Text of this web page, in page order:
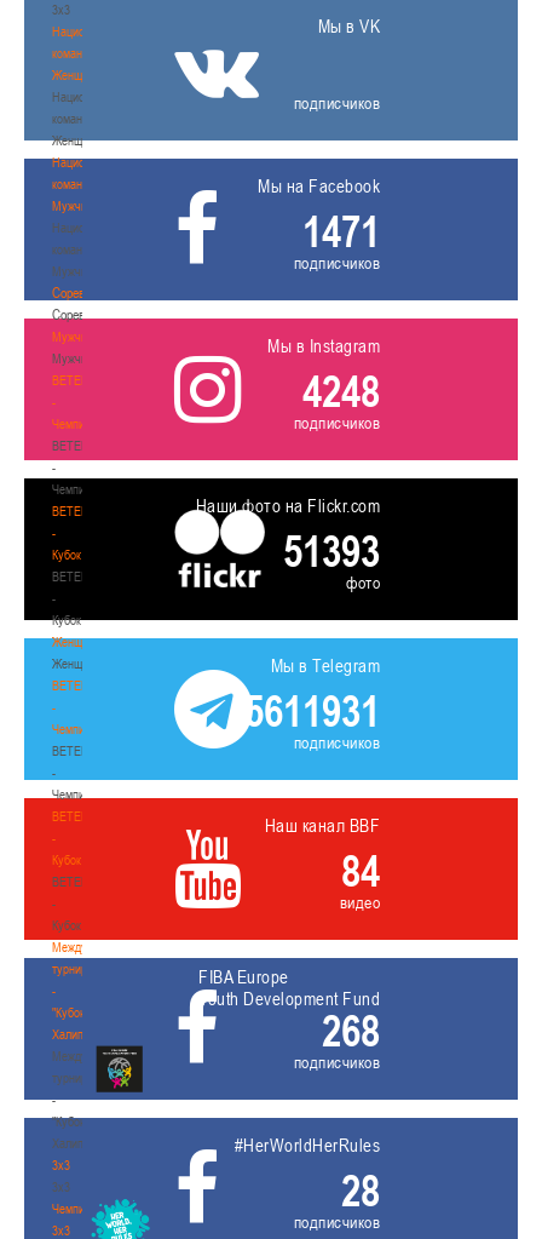
3х3
Национальная
команда.
Женщины
Национальная
команда.
Женщины
Национальная
команда.
Мужчины
Национальная
команда.
Мужчины
Соревнования
Соревнования
Мужчины
Мужчины
BETERA
-
Чемпионат
BETERA
-
Чемпионат
BETERA
-
Кубок
BETERA
-
Кубок
Женщины
Женщины
BETERA
-
Чемпионат
BETERA
-
Чемпионат
BETERA
-
Кубок
BETERA
-
Кубок
Международный
турнир
-
"Кубок
Халипского"
Международный
турнир
-
"Кубок
Халипского"
3x3
3x3
Чемпионат
3х3
Мы в VK
подписчиков
Мы на Facebook
1471
подписчиков
Мы в Instagram
4248
подписчиков
Наши фото на Flickr.com
51393
фото
Мы в Telegram
5611931
подписчиков
Наш канал BBF
84
видео
FIBA Europe
Youth Development Fund
268
подписчиков
#HerWorldHerRules
28
подписчиков